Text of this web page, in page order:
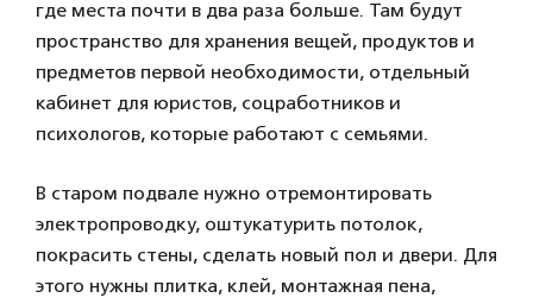
где места почти в два раза больше. Там будут
пространство для хранения вещей, продуктов и
предметов первой необходимости, отдельный
кабинет для юристов, соцработников и
психологов, которые работают с семьями.
В старом подвале нужно отремонтировать
электропроводку, оштукатурить потолок,
покрасить стены, сделать новый пол и двери. Для
этого нужны плитка, клей, монтажная пена,